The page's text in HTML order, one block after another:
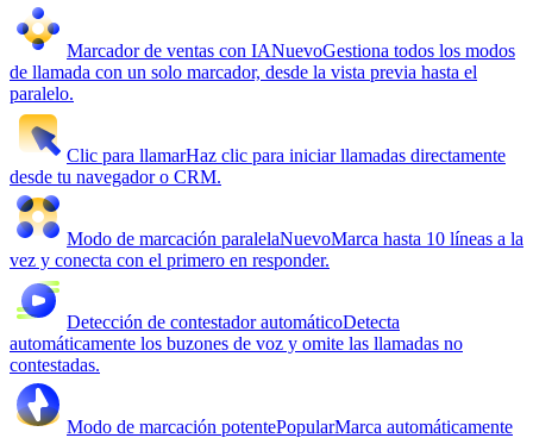
Marcador de ventas con IANuevoGestiona todos los modos
de llamada con un solo marcador, desde la vista previa hasta el
paralelo.
Clic para llamarHaz clic para iniciar llamadas directamente
desde tu navegador o CRM.
Modo de marcación paralelaNuevoMarca hasta 10 líneas a la
vez y conecta con el primero en responder.
Detección de contestador automáticoDetecta
automáticamente los buzones de voz y omite las llamadas no
contestadas.
Modo de marcación potentePopularMarca automáticamente